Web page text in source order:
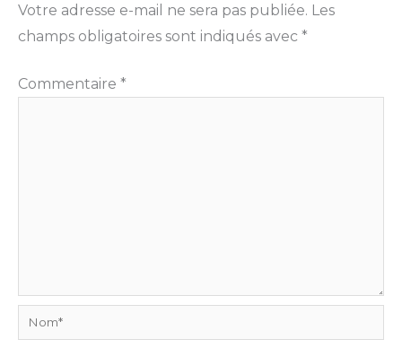
Votre adresse e-mail ne sera pas publiée. Les
champs obligatoires sont indiqués avec *
Commentaire *
Nom*